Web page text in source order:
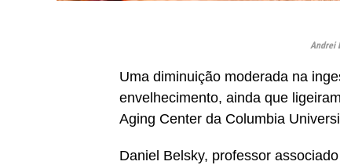
Andrei
Uma diminuição moderada na
envelhecimento, ainda que
Aging Center da Columbia
Daniel Belsky, professor